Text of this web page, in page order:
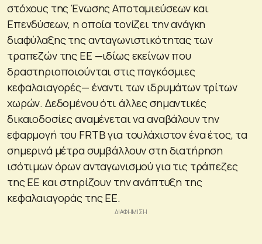
στόχους της Ένωσης Αποταμιεύσεων και
Επενδύσεων, η οποία τονίζει την ανάγκη
διαφύλαξης της ανταγωνιστικότητας των
τραπεζών της ΕΕ —ιδίως εκείνων που
δραστηριοποιούνται στις παγκόσμιες
κεφαλαιαγορές— έναντι των ιδρυμάτων τρίτων
χωρών. Δεδομένου ότι άλλες σημαντικές
δικαιοδοσίες αναμένεται να αναβάλουν την
εφαρμογή του FRTB για τουλάχιστον ένα έτος, τα
σημερινά μέτρα συμβάλλουν στη διατήρηση
ισότιμων όρων ανταγωνισμού για τις τράπεζες
της ΕΕ και στηρίζουν την ανάπτυξη της
κεφαλαιαγοράς της ΕΕ.